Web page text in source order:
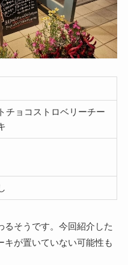
チョコストロベリーチー
るそうです。今回紹介した
キが置いていない可能性も